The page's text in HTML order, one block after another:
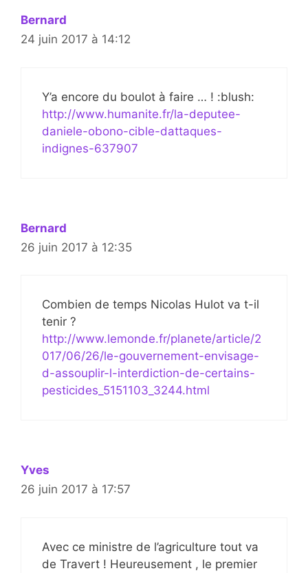
Bernard
24 juin 2017 à 14:12
Y’a encore du boulot à faire … ! :blush:
http://www.humanite.fr/la-deputee-
daniele-obono-cible-dattaques-
indignes-637907
Bernard
26 juin 2017 à 12:35
Combien de temps Nicolas Hulot va t-il
tenir ?
http://www.lemonde.fr/planete/article/2
017/06/26/le-gouvernement-envisage-
d-assouplir-l-interdiction-de-certains-
pesticides_5151103_3244.html
Yves
26 juin 2017 à 17:57
Avec ce ministre de l’agriculture tout va
de Travert ! Heureusement , le premier